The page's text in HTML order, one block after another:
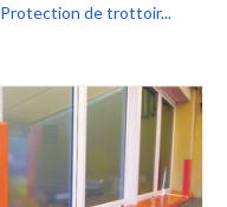
Protection de trottoir...